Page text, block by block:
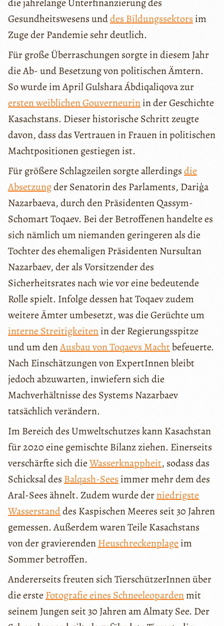
die jahrelange Unterfinanzierung des
Gesundheitswesens unddes Bildungssektors im
Zuge der Pandemie sehr deutlich.
Für große Überraschungen sorgte in diesem Jahr
die Ab- und Besetzung von politischen Ämtern.
So wurde im April Gulshara Ábdiqaliqova zur
ersten weiblichen Gouverneurinin der Geschichte
Kasachstans. Dieser historische Schritt zeugte
davon, dass das Vertrauen in Frauen in politischen
Machtpositionen gestiegen ist.
Für größere Schlagzeilen sorgte allerdingsdie
Absetzungder Senatorin des Parlaments, Dariģa
Nazarbaeva, durch den Präsidenten Qassym-
Schomart Toqaev. Bei der Betroffenen handelte es
sich nämlich um niemanden geringeren als die
Tochter des ehemaligen Präsidenten Nursultan
Nazarbaev, der als Vorsitzender des
Sicherheitsrates nach wie vor eine bedeutende
Rolle spielt. Infolge dessen hat Toqaev zudem
weitere Ämter umbesetzt, was die Gerüchte um
interne Streitigkeitenin der Regierungsspitze
und um denAusbau von Toqaevs Machtbefeuerte.
Nach Einschätzungen von ExpertInnen bleibt
jedoch abzuwarten, inwiefern sich die
Machverhältnisse des Systems Nazarbaev
tatsächlich verändern.
Im Bereich des Umweltschutzes kann Kasachstan
für 2020 eine gemischte Bilanz ziehen. Einerseits
verschärfte sich dieWasserknappheit, sodass das
Schicksal des Balqash-Sees immer mehr dem des
Aral-Sees ähnelt. Zudem wurde derniedrigste
Wasserstanddes Kaspischen Meeres seit 30 Jahren
gemessen. Außerdem waren Teile Kasachstans
von der gravierendenHeuschreckenplage im
Sommer betroffen.
Andererseits freuten sich TierschützerInnen über
die ersteFotografie eines Schneeleopardenmit
seinem Jungen seit 30 Jahren am Almaty See. Der